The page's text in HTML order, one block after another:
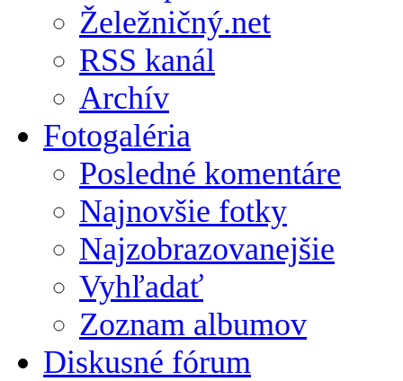
Želežničný.net
RSS kanál
Archív
Fotogaléria
Posledné komentáre
Najnovšie fotky
Najzobrazovanejšie
Vyhľadať
Zoznam albumov
Diskusné fórum